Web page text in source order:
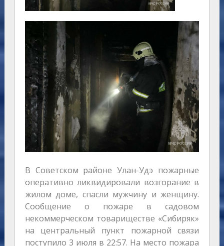
В Советском районе Улан-Удэ пожарные
оперативно ликвидировали возгорание в
жилом доме, спасли мужчину и женщину.
Сообщение о пожаре в садовом
некоммерческом товариществе «Сибиряк»
на центральный пункт пожарной связи
поступило 3 июля в 22:57. На место пожара